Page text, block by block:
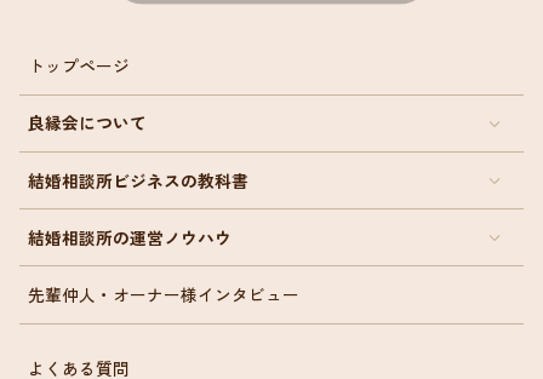
トップページ
良縁会について
結婚相談所ビジネスの教科書
結婚相談所の運営ノウハウ
先輩仲人・オーナー様インタビュー
よくある質問